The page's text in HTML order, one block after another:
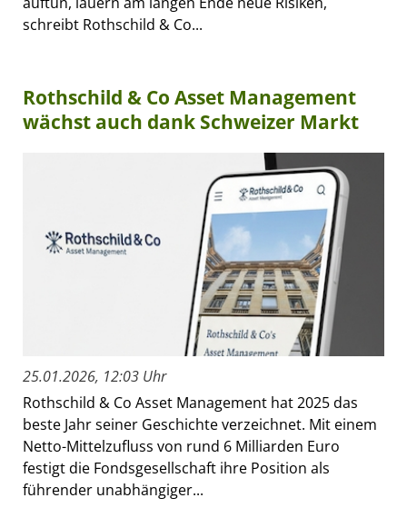
schreibt Rothschild & Co...
Rothschild & Co Asset Management
wächst auch dank Schweizer Markt
25.01.2026, 12:03 Uhr
Rothschild & Co Asset Management hat 2025 das
beste Jahr seiner Geschichte verzeichnet. Mit einem
Netto-Mittelzufluss von rund 6 Milliarden Euro
festigt die Fondsgesellschaft ihre Position als
führender unabhängiger...